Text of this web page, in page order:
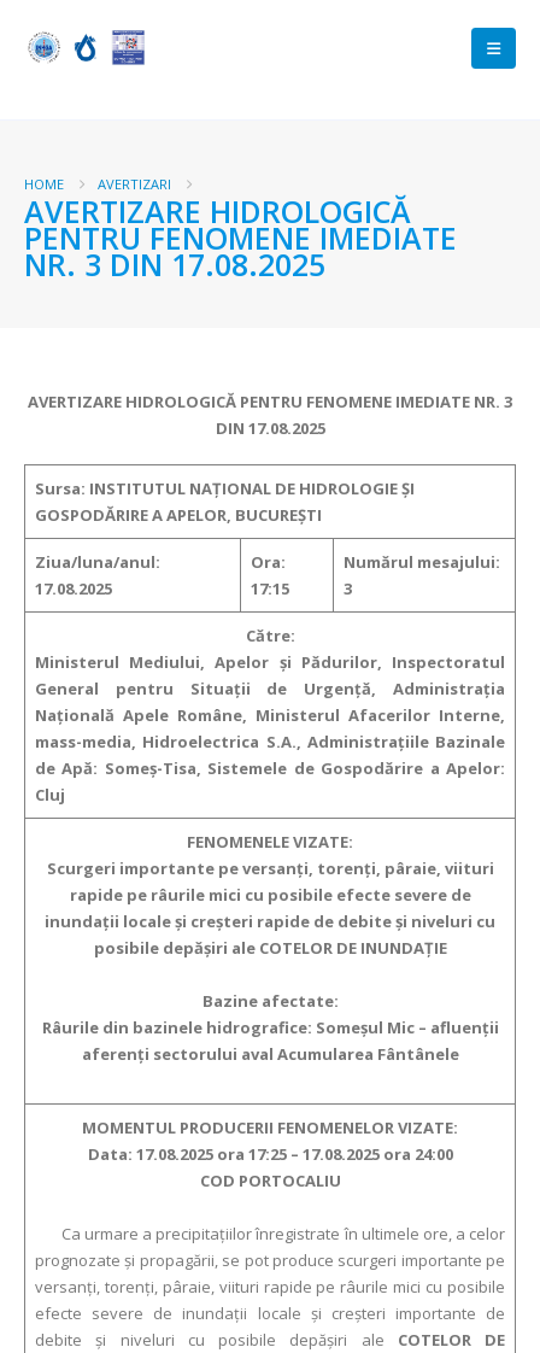
HOME AVERTIZARI
AVERTIZARE HIDROLOGICĂ
PENTRU FENOMENE IMEDIATE
NR. 3 DIN 17.08.2025
AVERTIZARE HIDROLOGICĂ PENTRU FENOMENE IMEDIATE NR. 3
DIN 17.08.2025
Sursa: INSTITUTUL NAȚIONAL DE HIDROLOGIE ȘI
GOSPODĂRIRE A APELOR, BUCUREȘTI
Ziua/luna/anul:
17.08.2025
Ora:
17:15
Numărul mesajului:
3
Către:
Ministerul Mediului, Apelor şi Pădurilor, Inspectoratul
General pentru Situaţii de Urgenţă, Administraţia
Naţională Apele Române, Ministerul Afacerilor Interne,
mass-media, Hidroelectrica S.A., Administraţiile Bazinale
de Apă: Someș-Tisa, Sistemele de Gospodărire a Apelor:
Cluj
FENOMENELE VIZATE:
Scurgeri importante pe versanţi, torenţi, pâraie, viituri
rapide pe râurile mici cu posibile efecte severe de
inundaţii locale şi creşteri rapide de debite şi niveluri cu
posibile depășiri ale COTELOR DE INUNDAȚIE
Bazine afectate:
Râurile din bazinele hidrografice: Someșul Mic – afluenții
aferenți sectorului aval Acumularea Fântânele
MOMENTUL PRODUCERII FENOMENELOR VIZATE:
Data: 17.08.2025 ora 17:25 – 17.08.2025 ora 24:00
COD PORTOCALIU
Ca urmare a precipitațiilor înregistrate în ultimele ore, a celor
prognozate și propagării, se pot produce scurgeri importante pe
versanţi, torenţi, pâraie, viituri rapide pe râurile mici cu posibile
efecte severe de inundaţii locale şi creşteri importante de
debite şi niveluri cu posibile depăşiri ale COTELOR DE